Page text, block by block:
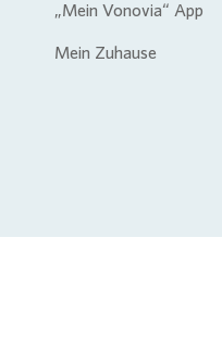
„Mein Vonovia“ App
Mein Zuhause